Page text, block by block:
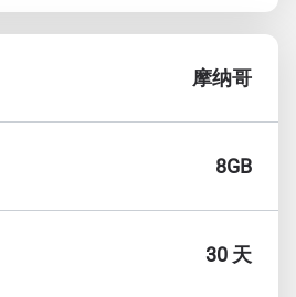
摩纳哥
8GB
30 天